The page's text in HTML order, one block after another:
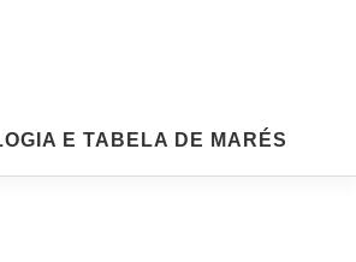
E TABELA DE MARÉS